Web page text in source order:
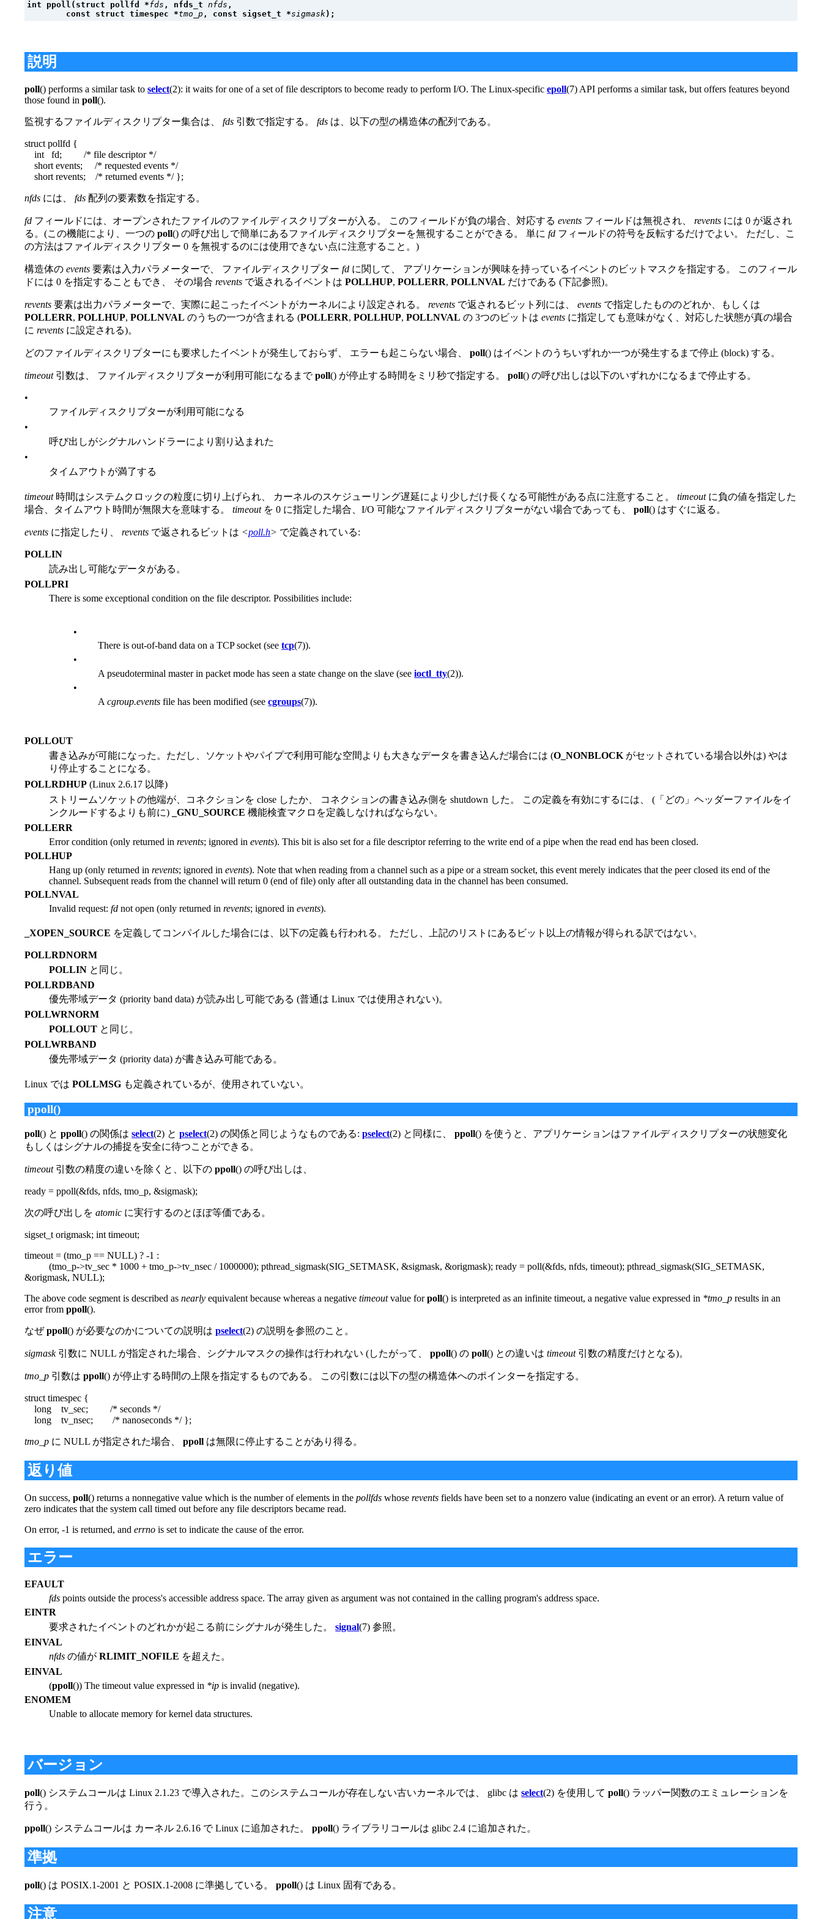
int ppoll(struct pollfd *fds , nfds_t nfds ,
        const struct timespec *
tmo_p , const sigset_t *sigmask);
説明
poll() performs a similar task toselect(2): it waits for one of a set of file descriptors to become ready to perform I/O. The Linux-specificepoll(7) API performs a similar task, but offers features beyond
those found inpoll().
監視するファイルディスクリプター集合は、fds 引数で指定する。fds は、以下の型の構造体の配列である。
struct pollfd {
int fd; /* file descriptor */
short events; /* requested events */
short revents; /* returned events */ };
nfds には、fds 配列の要素数を指定する。
fd フィールドには、オープンされたファイルのファイルディスクリプターが入る。 このフィールドが負の場合、対応するevents フィールドは無視され、revents には 0 が返され
る。(この機能により、一つのpoll() の呼び出しで簡単にあるファイルディスクリプターを無視することができる。 単にfd フィールドの符号を反転するだけでよい。 ただし、こ
の方法はファイルディスクリプター 0 を無視するのには使用できない点に注意すること。)
構造体のevents 要素は入力パラメーターで、 ファイルディスクリプターfd に関して、 アプリケーションが興味を持っているイベントのビットマスクを指定する。 このフィール
ドには 0 を指定することもでき、 その場合revents で返されるイベントはPOLLHUP,POLLERR,POLLNVAL だけである (下記参照)。
revents 要素は出力パラメーターで、実際に起こったイベントがカーネルにより設定される。revents で返されるビット列には、events で指定したもののどれか、もしくは
POLLERR,POLLHUP,POLLNVAL のうちの一つが含まれる (POLLERR,POLLHUP,POLLNVAL の 3つのビットはevents に指定しても意味がなく、対応した状態が真の場合
にrevents に設定される)。
どのファイルディスクリプターにも要求したイベントが発生しておらず、 エラーも起こらない場合、poll() はイベントのうちいずれか一つが発生するまで停止 (block) する。
timeout引数は、 ファイルディスクリプターが利用可能になるまでpoll() が停止する時間をミリ秒で指定する。poll() の呼び出しは以下のいずれかになるまで停止する。
•
ファイルディスクリプターが利用可能になる
•
呼び出しがシグナルハンドラーにより割り込まれた
•
タイムアウトが満了する
timeout時間はシステムクロックの粒度に切り上げられ、 カーネルのスケジューリング遅延により少しだけ長くなる可能性がある点に注意すること。timeoutに負の値を指定した
場合、タイムアウト時間が無限大を意味する。timeoutを 0 に指定した場合、I/O 可能なファイルディスクリプターがない場合であっても、poll() はすぐに返る。
events に指定したり、revents で返されるビットは <poll.h> で定義されている:
POLLIN
読み出し可能なデータがある。
POLLPRI
There is some exceptional condition on the file descriptor. Possibilities include:
•
There is out-of-band data on a TCP socket (seetcp(7)).
•
A pseudoterminal master in packet mode has seen a state change on the slave (seeioctl_tty(2)).
•
Acgroup.events file has been modified (seecgroups(7)).
POLLOUT
書き込みが可能になった。ただし、ソケットやパイプで利用可能な空間よりも大きなデータを書き込んだ場合には (O_NONBLOCK がセットされている場合以外は) やは
り停止することになる。
POLLRDHUP (Linux 2.6.17 以降)
ストリームソケットの他端が、コネクションを close したか、 コネクションの書き込み側を shutdown した。 この定義を有効にするには、 (「どの」ヘッダーファイルをイ
ンクルードするよりも前に)
_GNU_SOURCE 機能検査マクロを定義しなければならない。
POLLERR
Error condition (only returned inrevents; ignored inevents). This bit is also set for a file descriptor referring to the write end of a pipe when the read end has been closed.
POLLHUP
Hang up (only returned inrevents; ignored inevents). Note that when reading from a channel such as a pipe or a stream socket, this event merely indicates that the peer closed its end of the
channel. Subsequent reads from the channel will return 0 (end of file) only after all outstanding data in the channel has been consumed.
POLLNVAL
Invalid request:fd not open (only returned inrevents; ignored inevents).
_XOPEN_SOURCE を定義してコンパイルした場合には、以下の定義も行われる。 ただし、上記のリストにあるビット以上の情報が得られる訳ではない。
POLLRDNORM
POLLIN と同じ。
POLLRDBAND
優先帯域データ (priority band data) が読み出し可能である (普通は Linux では使用されない)。
POLLWRNORM
POLLOUT と同じ。
POLLWRBAND
優先帯域データ (priority data) が書き込み可能である。
Linux ではPOLLMSG も定義されているが、使用されていない。
ppoll()
poll() とppoll() の関係はselect(2) とpselect(2) の関係と同じようなものである:pselect(2) と同様に、ppoll() を使うと、アプリケーションはファイルディスクリプターの状態変化
もしくはシグナルの捕捉を安全に待つことができる。
timeout引数の精度の違いを除くと、以下のppoll() の呼び出しは、
ready = ppoll(&fds, nfds, tmo_p, &sigmask);
次の呼び出しをatomic に実行するのとほぼ等価である。
sigset_t origmask; int timeout;
timeout = (tmo_p == NULL) ? -1 :
(tmo_p->tv_sec * 1000 + tmo_p->tv_nsec / 1000000); pthread_sigmask(SIG_SETMASK, &sigmask, &origmask); ready = poll(&fds, nfds, timeout); pthread_sigmask(SIG_SETMASK,
&origmask, NULL);
The above code segment is described asnearly equivalent because whereas a negativetimeoutvalue forpoll() is interpreted as an infinite timeout, a negative value expressed in *tmo_p results in an
error fromppoll().
なぜppoll() が必要なのかについての説明はpselect(2) の説明を参照のこと。
sigmask引数に NULL が指定された場合、シグナルマスクの操作は行われない (したがって、ppoll() のpoll() との違いはtimeout引数の精度だけとなる)。
tmo_p 引数はppoll() が停止する時間の上限を指定するものである。 この引数には以下の型の構造体へのポインターを指定する。
struct timespec {
long tv_sec; /* seconds */
long tv_nsec; /* nanoseconds */ };
tmo_p に NULL が指定された場合、ppoll は無限に停止することがあり得る。
返り値
On success,poll() returns a nonnegative value which is the number of elements in thepollfds whoserevents fields have been set to a nonzero value (indicating an event or an error). A return value of
zero indicates that the system call timed out before any file descriptors became read.
On error, -1 is returned, anderrno is set to indicate the cause of the error.
エラー
EFAULT
fds points outside the process's accessible address space. The array given as argument was not contained in the calling program's address space.
EINTR
要求されたイベントのどれかが起こる前にシグナルが発生した。signal(7) 参照。
EINVAL
nfds の値がRLIMIT_NOFILE を超えた。
EINVAL
(ppoll()) The timeout value expressed in *ip is invalid (negative).
ENOMEM
Unable to allocate memory for kernel data structures.
バージョン
poll() システムコールは Linux 2.1.23 で導入された。このシステムコールが存在しない古いカーネルでは、 glibc はselect(2) を使用してpoll() ラッパー関数のエミュレーションを
行う。
ppoll() システムコールは カーネル 2.6.16 で Linux に追加された。ppoll() ライブラリコールは glibc 2.4 に追加された。
準拠
poll() は POSIX.1-2001 と POSIX.1-2008 に準拠している。ppoll() は Linux 固有である。
注意